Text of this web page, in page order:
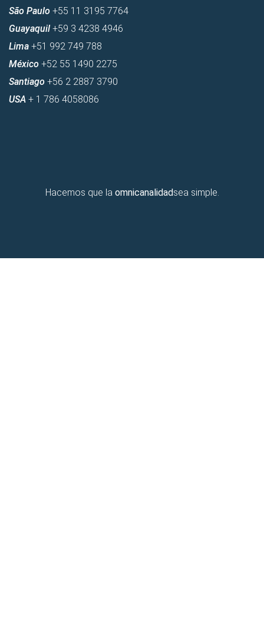
São Paulo +55 11 3195 7764
Guayaquil +59 3 4238 4946
Lima +51 992 749 788
México +52 55 1490 2275
Santiago +56 2 2887 3790
USA + 1 786 4058086
Hacemos que la omnicanalidadsea simple.